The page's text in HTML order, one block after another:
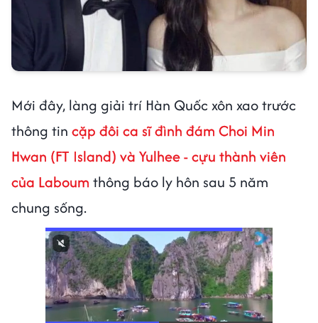
Mới đây, làng giải trí Hàn Quốc xôn xao trước
thông tin cặp đôi ca sĩ đình đám Choi Min
Hwan (FT Island) và Yulhee - cựu thành viên
của Laboum thông báo ly hôn sau 5 năm
chung sống.